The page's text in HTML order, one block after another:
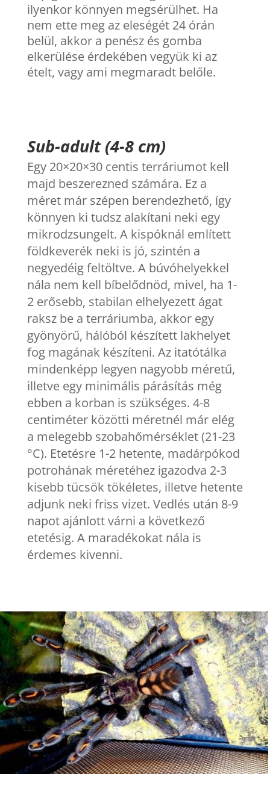
ilyenkor könnyen megsérülhet. Ha
nem ette meg az eleségét 24 órán
belül, akkor a penész és gomba
elkerülése érdekében vegyük ki az
ételt, vagy ami megmaradt belőle.
Sub-adult (4-8 cm)
Egy 20×20×30 centis terráriumot kell
majd beszerezned számára. Ez a
méret már szépen berendezhető, így
könnyen ki tudsz alakítani neki egy
mikrodzsungelt. A kispóknál említett
földkeverék neki is jó, szintén a
negyedéig feltöltve. A búvóhelyekkel
nála nem kell bíbelődnöd, mivel, ha 1-
2 erősebb, stabilan elhelyezett ágat
raksz be a terráriumba, akkor egy
gyönyörű, hálóból készített lakhelyet
fog magának készíteni. Az itatótálka
mindenképp legyen nagyobb méretű,
illetve egy minimális párásítás még
ebben a korban is szükséges. 4-8
centiméter közötti méretnél már elég
a melegebb szobahőmérséklet (21-23
°C). Etetésre 1-2 hetente, madárpókod
potrohának méretéhez igazodva 2-3
kisebb tücsök tökéletes, illetve hetente
adjunk neki friss vizet. Vedlés után 8-9
napot ajánlott várni a következő
etetésig. A maradékokat nála is
érdemes kivenni.